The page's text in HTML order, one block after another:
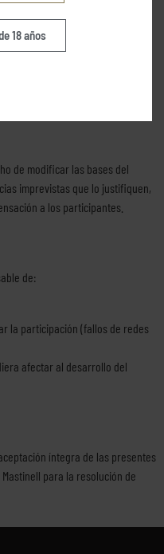
con fines comerciales sin
de acceso, rectificación,
electrónico a:
de modificar las bases del
imprevistas que lo justifiquen,
a los participantes.
de:
la participación (fallos de redes
afectar al desarrollo del
íntegra de las presentes
para la resolución de
18 años